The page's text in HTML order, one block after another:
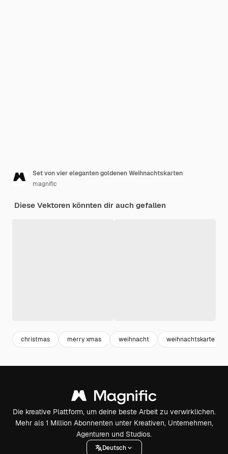
Set von vier eleganten goldenen Weihnachtskarten
magnific
Diese Vektoren könnten dir auch gefallen
christmas merry xmas weihnacht weihnachtskarte
Die kreative Plattform, um deine beste Arbeit zu verwirklichen.
Mehr als 1 Million Abonnenten unter Kreativen, Unternehmen,
Agenturen und Studios.
Deutsch